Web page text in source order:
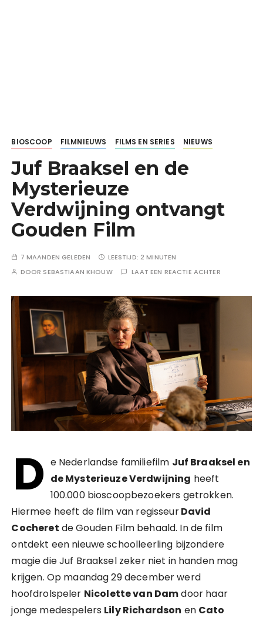
BIOSCOOP FILMNIEUWS FILMS EN SERIES NIEUWS
Juf Braaksel en de
Mysterieuze
Verdwijning ontvangt
Gouden Film
7 MAANDEN GELEDEN LEESTIJD:2 MINUTEN
DOOR SEBASTIAAN KHOUW LAAT EEN REACTIE ACHTER
D e Nederlandse familiefilm Juf Braaksel en
de Mysterieuze Verdwijning heeft
100.000 bioscoopbezoekers getrokken.
Hiermee heeft de film van regisseurDavid
Cocheret de Gouden Film behaald. In de film
ontdekt een nieuwe schoolleerling bijzondere
magie die Juf Braaksel zeker niet in handen mag
krijgen. Op maandag 29 december werd
hoofdrolspeler Nicolette van Damdoor haar
jonge medespelers Lily Richardson en Cato